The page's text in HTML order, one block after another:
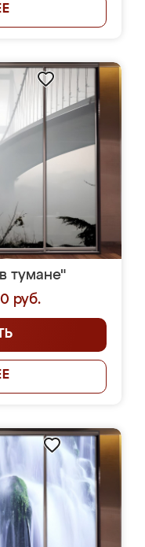
тумане"
руб.